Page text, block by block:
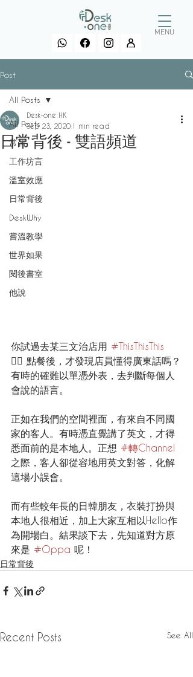
MENU
Post
All Posts
常習
工作坊言
溫室效應
日常背後
DeskWhy
嘗溫教學
世界如果
閱後書室
他說
All Posts
日常背後 - 雙語頻道
Desk-one HK
Sep 23, 2020 1 min read
你試過去某三文治店用 #ThisThisThis
👉🏻 點餐後，才發現店員懂得廣東話嗎？
有時的確難以單憑外表，去判斷每個人
會說的語言。
正如在我們的空間裡面，有來自不同國
家的客人。有時憑直覺講了英文，才得
悉面前的是本地人。正想 #轉Channel
之際，客人卻從容地用英文對答，化解
這場小誤會。
而有些較年長的日韓朋友，衣裝打扮與
本地人很相近，加上大家互相以Hello作
為開場白。結果談下去，先知道對方原
來是 #Oppa 呢！
日常背後
Recent Posts See All